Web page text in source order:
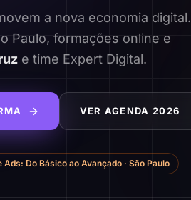
a nova economia digital.
Paulo, formações online e
e time Expert Digital.
VER AGENDA 2026
Ads: Do Básico ao Avançado · São Paulo